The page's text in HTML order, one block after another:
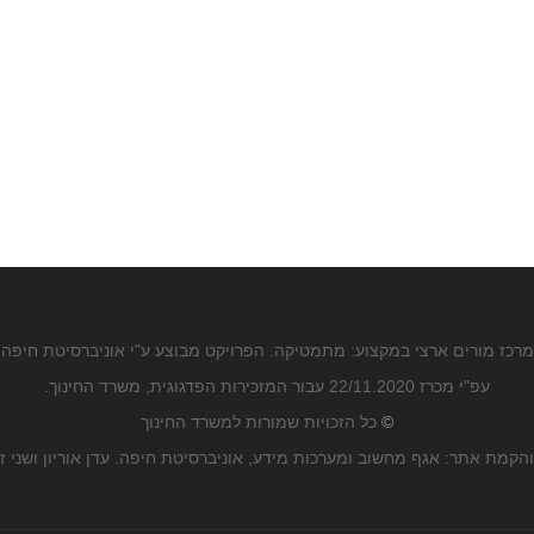
מרכז מורים ארצי במקצוע: מתמטיקה. הפרויקט מבוצע ע"י אוניברסיטת חיפה
עפ"י מכרז 22/11.2020 עבור המזכירות הפדגוגית, משרד החינוך.
© כל הזכויות שמורות למשרד החינוך
אתר: אגף מחשוב ומערכות מידע, אוניברסיטת חיפה. עדן אוריון ושני